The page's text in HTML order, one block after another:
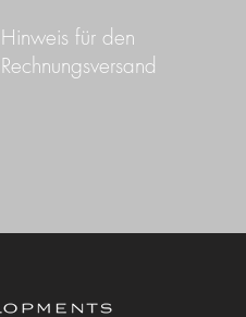
Hinweis für den
Rechnungsversand